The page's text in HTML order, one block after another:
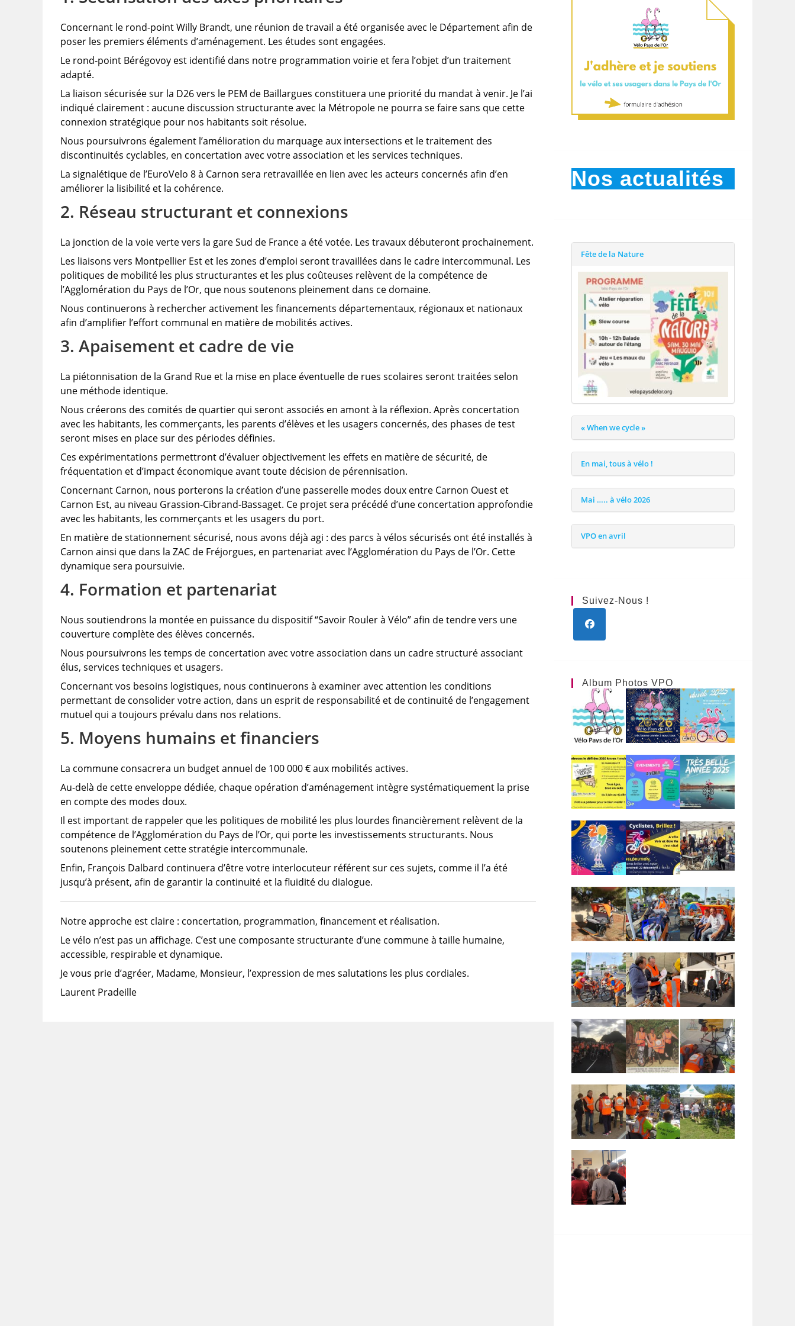
Concernant le rond-point Willy Brandt, une réunion de travail a été organisée avec le Département afin de
poser les premiers éléments d’aménagement. Les études sont engagées.
Le rond-point Bérégovoy est identifié dans notre programmation voirie et fera l’objet d’un traitement
adapté.
La liaison sécurisée sur la D26 vers le PEM de Baillargues constituera une priorité du mandat à venir. Je l’ai
indiqué clairement : aucune discussion structurante avec la Métropole ne pourra se faire sans que cette
connexion stratégique pour nos habitants soit résolue.
Nous poursuivrons également l’amélioration du marquage aux intersections et le traitement des
discontinuités cyclables, en concertation avec votre association et les services techniques.
La signalétique de l’EuroVelo 8 à Carnon sera retravaillée en lien avec les acteurs concernés afin d’en
améliorer la lisibilité et la cohérence.
2. Réseau structurant et connexions
La jonction de la voie verte vers la gare Sud de France a été votée. Les travaux débuteront prochainement.
Les liaisons vers Montpellier Est et les zones d’emploi seront travaillées dans le cadre intercommunal. Les
politiques de mobilité les plus structurantes et les plus coûteuses relèvent de la compétence de
l’Agglomération du Pays de l’Or, que nous soutenons pleinement dans ce domaine.
Nous continuerons à rechercher activement les financements départementaux, régionaux et nationaux
afin d’amplifier l’effort communal en matière de mobilités actives.
3. Apaisement et cadre de vie
La piétonnisation de la Grand Rue et la mise en place éventuelle de rues scolaires seront traitées selon
une méthode identique.
Nous créerons des comités de quartier qui seront associés en amont à la réflexion. Après concertation
avec les habitants, les commerçants, les parents d’élèves et les usagers concernés, des phases de test
seront mises en place sur des périodes définies.
Ces expérimentations permettront d’évaluer objectivement les effets en matière de sécurité, de
fréquentation et d’impact économique avant toute décision de pérennisation.
Concernant Carnon, nous porterons la création d’une passerelle modes doux entre Carnon Ouest et
Carnon Est, au niveau Grassion-Cibrand-Bassaget. Ce projet sera précédé d’une concertation approfondie
avec les habitants, les commerçants et les usagers du port.
En matière de stationnement sécurisé, nous avons déjà agi : des parcs à vélos sécurisés ont été installés à
Carnon ainsi que dans la ZAC de Fréjorgues, en partenariat avec l’Agglomération du Pays de l’Or. Cette
dynamique sera poursuivie.
4. Formation et partenariat
Nous soutiendrons la montée en puissance du dispositif “Savoir Rouler à Vélo” afin de tendre vers une
couverture complète des élèves concernés.
Nous poursuivrons les temps de concertation avec votre association dans un cadre structuré associant
élus, services techniques et usagers.
Concernant vos besoins logistiques, nous continuerons à examiner avec attention les conditions
permettant de consolider votre action, dans un esprit de responsabilité et de continuité de l’engagement
mutuel qui a toujours prévalu dans nos relations.
5. Moyens humains et financiers
La commune consacrera un budget annuel de 100 000 € aux mobilités actives.
Au-delà de cette enveloppe dédiée, chaque opération d’aménagement intègre systématiquement la prise
en compte des modes doux.
Il est important de rappeler que les politiques de mobilité les plus lourdes financièrement relèvent de la
compétence de l’Agglomération du Pays de l’Or, qui porte les investissements structurants. Nous
soutenons pleinement cette stratégie intercommunale.
Enfin, François Dalbard continuera d’être votre interlocuteur référent sur ces sujets, comme il l’a été
jusqu’à présent, afin de garantir la continuité et la fluidité du dialogue.
Notre approche est claire : concertation, programmation, financement et réalisation.
Le vélo n’est pas un affichage. C’est une composante structurante d’une commune à taille humaine,
accessible, respirable et dynamique.
Je vous prie d’agréer, Madame, Monsieur, l’expression de mes salutations les plus cordiales.
Laurent Pradeille
Nos actualités
Fête de la Nature
« When we cycle »
En mai, tous à vélo !
Mai ….. à vélo 2026
VPO en avril
Suivez-Nous !
nouvel
onglet
Album Photos VPO